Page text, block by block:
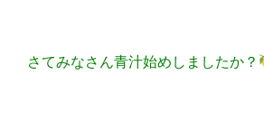
さてみなさん青汁始めしましたか？